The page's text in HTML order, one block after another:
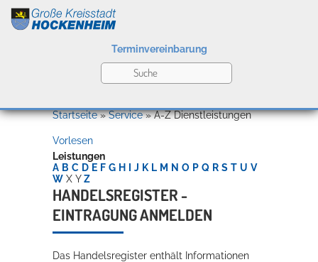
Kultur
Bildung
Terminvereinbarung
Startseite»Service»A-Z Dienstleistungen
Vorlesen
Leistungen
A B C D E F G H J K L M N O P Q R S T U V
W X Y Z
HANDELSREGISTER -
EINTRAGUNG ANMELDEN
Das Handelsregister enthält Informationen